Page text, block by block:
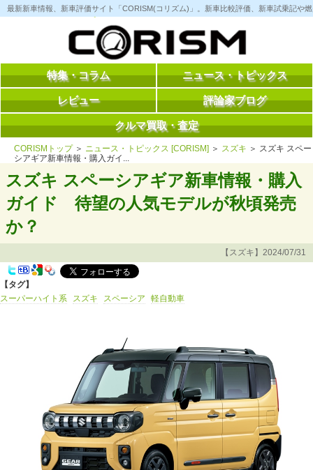
コ
ン
へ
最新新車情報、新車評価サイト「CORISM(コリズム)」。新車比較評価、新車試乗記や
特集・コラム ニュース・トピックス
レビュー 評論家ブログ
クルマ買取・査定
CORISMトップ＞ ニュース・トピックス [CORISM] ＞ スズキ ＞ スズキ スペー
シアギア新車情報・購入ガイ...
スズキ スペーシアギア新車情報・購入
ガイド 待望の人気モデルが秋頃発売
か？
【スズキ】2024/07/31
【タグ】
スーパーハイト系
スズキ スペーシア 軽自動車